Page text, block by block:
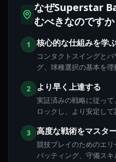
なぜSuperstar
むべきなのですか
1 核心的な仕組みを学
コンタクトスイングと
グ、球種選択の基本を理
2 より早く上達する
実証済みの戦略に従っ
ロックし、より安定して
3 高度な戦術をマスタ
競技プレイのためのエリ
バッティング、守備スキ